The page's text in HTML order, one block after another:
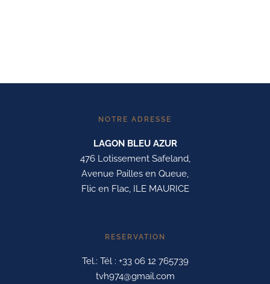
NOTRE ADRESSE
LAGON BLEU AZUR
476 Lotissement Safeland,
Avenue Pailles en Queue,
Flic en Flac, ILE MAURICE
RESERVATION
Tel.: Tél : +33 06 12 765739
tvh974@gmail.com